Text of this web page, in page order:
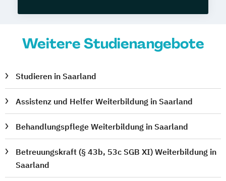
Weitere Studienangebote
Studieren in Saarland
Assistenz und Helfer Weiterbildung in Saarland
Behandlungspflege Weiterbildung in Saarland
Betreuungskraft (§ 43b, 53c SGB XI) Weiterbildung in
Saarland